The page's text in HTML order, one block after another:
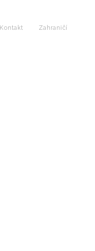
Kontakt Zahraničí